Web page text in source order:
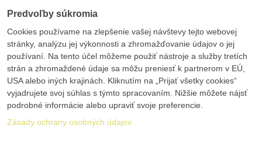
Predvoľby súkromia
Cookies používame na zlepšenie vašej návštevy tejto webovej
stránky, analýzu jej výkonnosti a zhromažďovanie údajov o jej
používaní. Na tento účel môžeme použiť nástroje a služby tretích
strán a zhromaždené údaje sa môžu preniesť k partnerom v EÚ,
USA alebo iných krajinách. Kliknutím na „Prijať všetky cookies“
vyjadrujete svoj súhlas s týmto spracovaním. Nižšie môžete nájsť
podrobné informácie alebo upraviť svoje preferencie.
Zásady ochrany osobných údajov